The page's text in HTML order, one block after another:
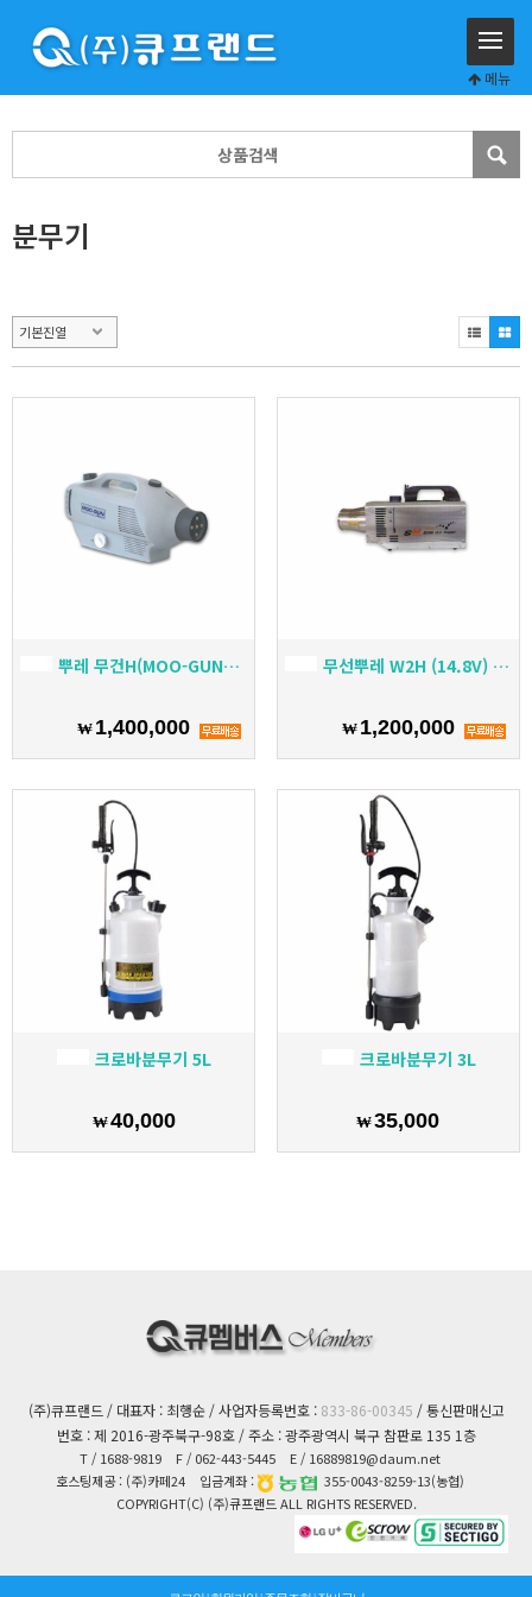
메뉴
분무기
뿌레 무건H(MOO-GUN14.8V)
₩ 1,400,000
무선뿌레 W2H (14.8V) 스텐
₩ 1,200,000
크로바분무기 5L
₩40,000
크로바분무기 3L
₩35,000
(주)큐프랜드 / 대표자 : 최행순 / 사업자등록번호 : 833-86-00345 / 통신판매신고
번호 : 제 2016-광주북구-98호 / 주소 : 광주광역시 북구 참판로 135 1층
T / 1688-9819 F / 062-443-5445 E / 16889819@daum.net
호스팅제공 : (주)카페24
입금계좌 :
355-0043-8259-13(농협)
COPYRIGHT(C) (주)큐프랜드 ALL RIGHTS RESERVED.